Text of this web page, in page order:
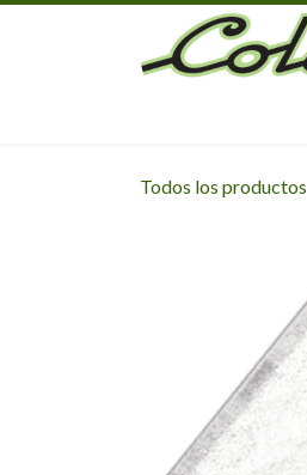
Ir al contenido
Todos los productos